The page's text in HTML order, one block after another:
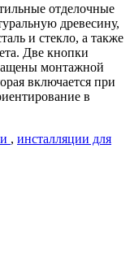
отделочные
древесину,
и стекло, а также
Две кнопки
монтажной
включается при
в
, инсталляции для